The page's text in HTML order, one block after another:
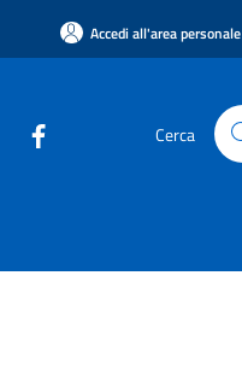
Accedi all'area personale
Cerca